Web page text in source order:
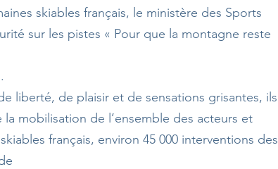
skiables français, le ministère des Sports
sur les pistes « Pour que la montagne reste
liberté, de plaisir et de sensations grisantes, ils
mobilisation de l’ensemble des acteurs et
français, environ 45 000 interventions des